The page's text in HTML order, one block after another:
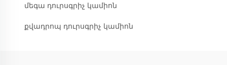
մեգա դուրսգրիչ կամիոն
քվադրոպ դուրսգրիչ կամիոն